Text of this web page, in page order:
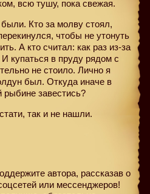
всю тушу, пока свежая.
Кто за молву стоял,
чтобы не утонуть
А кто считал: как раз из-за
купаться в пруду рядом с
не стоило. Лично я
был. Откуда иначе в
рыбине завестись?
так и не нашли.
автора, рассказав о
или мессенджеров!